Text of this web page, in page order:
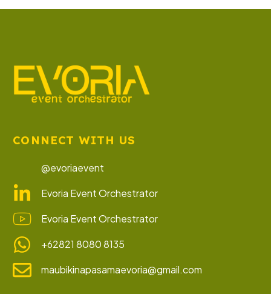
CONNECT WITH US
@evoriaevent
Evoria Event Orchestrator
Evoria Event Orchestrator
+62821 8080 8135
maubikinapasamaevoria@gmail.com